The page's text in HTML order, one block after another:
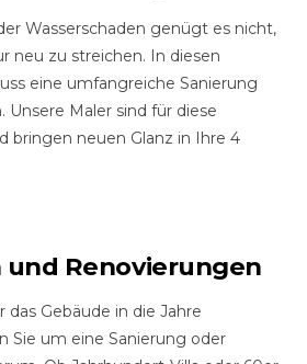
Wasserschaden genügt es nicht,
neu zu streichen. In diesen
eine umfangreiche Sanierung
Maler sind für diese
bringen neuen Glanz in Ihre 4
und Renovierungen
Gebäude in die Jahre
Sie um eine Sanierung oder